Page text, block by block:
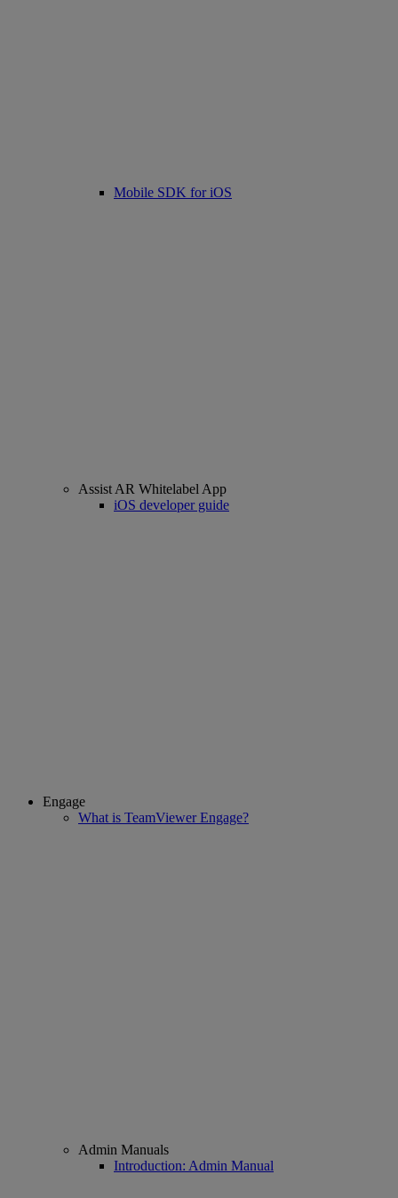
Mobile SDK for iOS
Assist AR Whitelabel App
iOS developer guide
Engage
What is TeamViewer Engage?
Admin Manuals
Introduction: Admin Manual